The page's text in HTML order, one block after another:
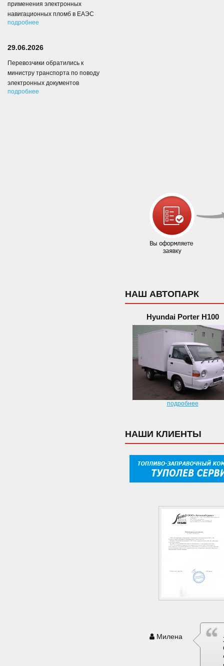
НАШ АВТОПАРК
Hyundai Porter H100
подробнее
НАШИ КЛИЕНТЫ
Милена
применения электронных
навигационных пломб в ЕАЭС
подробнее
29.06.2026
Перевозчики обратились к
министру транспорта по поводу
электронных документов
подробнее